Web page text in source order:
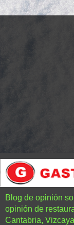
Blog de opinión
opinión de
Cantabria,